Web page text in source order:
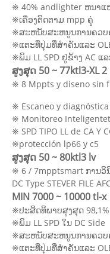
※ 40% andlighter ຫນາແ
※ເຄື່ອງຕິດຕາມ mpp ຄູ່
※ສະຫນັບສະຫນູນການຄວບ
※ແຕະທີ່ປຸ່ມທີ່ສໍາຄັນແລະ
※ພິມ LL SPD ຢູ່ຂ້າງ AC ແ
ສູງສຸດ 50 ~ 77ktl3-XL 2
※ 8 Mppts y diseno sin
※ Escaneo y
※ Monitoreo
※ SPD TIPO LL de CA Y
※protección lp66 y c5
ສູງສຸດ 50 ~ 80ktl3 lv
※ 6 / 7mpptsmart ການວິ
DC Type STEVER FILE
MIN 7000 ~ 10000 tl-x
※ປະສິດທິພາບສູງສຸດ
※ພິມ LL SPD ໃນ DC Side
※ສະຫນັບສະຫນູນການຄວບ
※ແຕະທີ່ປຸ່ມທີ່ສໍາຄັນແລະ